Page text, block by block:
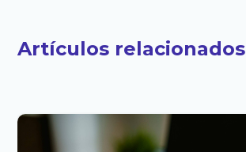
Artículos relacionados